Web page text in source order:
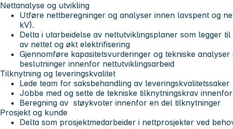
Nettanalyse og utvikling
Utføre nettberegninger og analyser innen lavspent og
kV).
Delta i utarbeidelse av nettutviklingsplaner som legger
av nettet og økt elektrifisering
Gjennomføre kapasitetsvurderinger og tekniske
beslutninger innenfor nettutviklingsarbeid
Tilknytning og leveringskvalitet
Lede team for saksbehandling av leveringskvalitetssaker
Jobbe med og sette de tekniske tilknytningskrav
Beregning av støykvoter innenfor en del tilknytninger
Prosjekt og kunde
Delta som prosjektmedarbeider i nettprosjekter ved